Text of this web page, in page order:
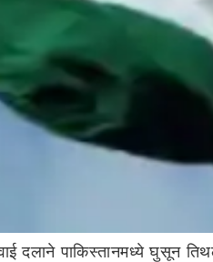
दलाने पाकिस्तानमध्ये घुसून